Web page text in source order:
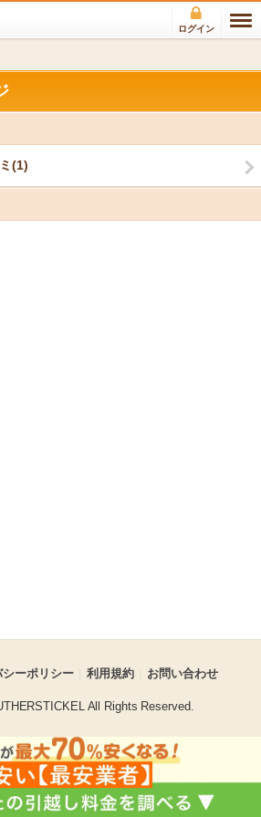
ログイン
(1)
シーポリシー 利用規約 お問い合わせ
All Rights Reserved.